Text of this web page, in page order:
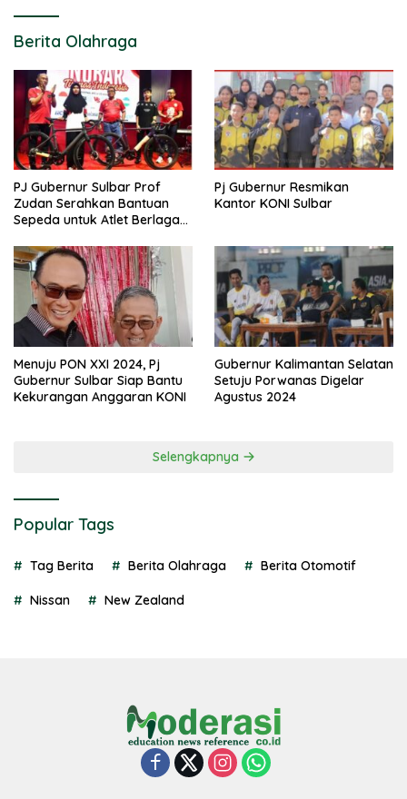
Berita Olahraga
PJ Gubernur Sulbar Prof
Zudan Serahkan Bantuan
Sepeda untuk Atlet Berlaga
Pj Gubernur Resmikan
Kantor KONI Sulbar
Menuju PON XXI 2024, Pj
Gubernur Sulbar Siap Bantu
Kekurangan Anggaran KONI
Gubernur Kalimantan Selatan
Setuju Porwanas Digelar
Agustus 2024
Selengkapnya
Popular Tags
Tag Berita Berita Olahraga Berita Otomotif
Nissan New Zealand